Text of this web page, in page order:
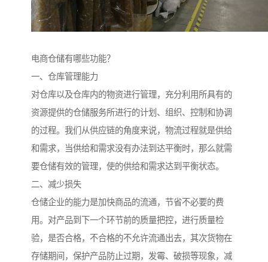
电商仓储有哪些功能？
一、仓库管理能力
对仓库以及仓库内的物资进行管理，充分利用所具有的
资源提供的仓储服务所进行的计划、组织、控制和协调
的过程。我们从供应链的角度来说，物流过程就是供给
和需求，当供给和需求没有办法到达平衡时，那么就需
要仓储有效的管理，使的供给和需求达到平衡状态。
二、减少损失
仓储企业的能力是加快商品的流通，节省不必要的费
用。对产品到下一个环节前的质量把控，进行质量检
验，是否合格，不合格的不允许流通出去，其次货物在
存储期间，保护产品防止过期，发霉、破损等现象，减